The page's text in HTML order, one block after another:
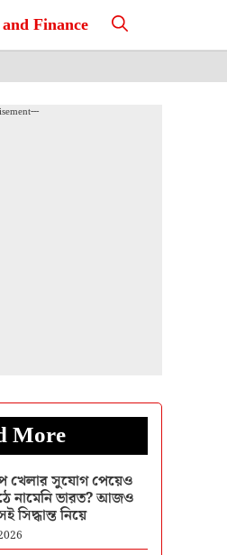
Finance
More
খেলার সুযোগ পেয়েও
নামেনি ভারত? আজও
সিদ্ধান্ত নিয়ে